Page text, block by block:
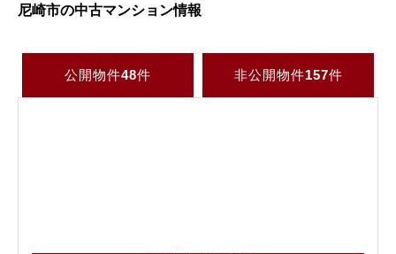
尼崎市の中古マンション情報
公開物件48件 非公開物件157件